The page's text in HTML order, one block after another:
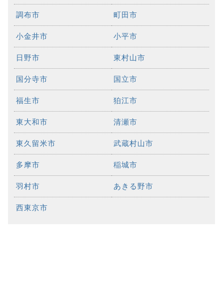
調布市 町田市
小金井市 小平市
日野市 東村山市
国分寺市 国立市
福生市 狛江市
東大和市 清瀬市
東久留米市 武蔵村山市
多摩市 稲城市
羽村市 あきる野市
西東京市